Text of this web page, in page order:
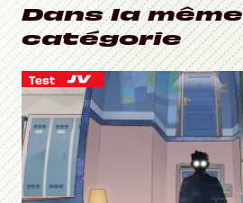
Dans la même
catégorie
Test